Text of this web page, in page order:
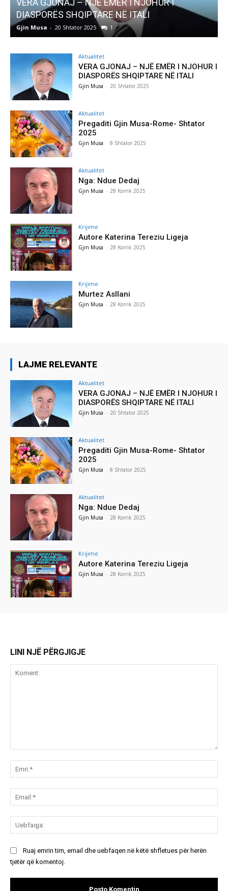
AKTUALITET
Pregaditi Gjin Musa-Rome- Shtator 2025
Gjin Musa - 8 Shtator 2025 0
Aktualitet
VERA GJONAJ – NJË EMËR I NJOHUR I
DIASPORËS SHQIPTARE NË ITALI
Gjin Musa - 20 Shtator 2025
Aktualitet
Pregaditi Gjin Musa-Rome- Shtator
2025
Gjin Musa - 8 Shtator 2025
Aktualitet
Nga: Ndue Dedaj
Gjin Musa - 28 Korrik 2025
Krijime
Autore Katerina Tereziu Ligeja
Gjin Musa - 28 Korrik 2025
Krijime
Murtez Asllani
Gjin Musa - 28 Korrik 2025
LAJME RELEVANTE
Aktualitet
VERA GJONAJ – NJË EMËR I NJOHUR I
DIASPORËS SHQIPTARE NË ITALI
Gjin Musa - 20 Shtator 2025
Aktualitet
Pregaditi Gjin Musa-Rome- Shtator
2025
Gjin Musa - 8 Shtator 2025
Aktualitet
Nga: Ndue Dedaj
Gjin Musa - 28 Korrik 2025
Krijime
Autore Katerina Tereziu Ligeja
Gjin Musa - 28 Korrik 2025
LINI NJË PËRGJIGJE
Ruaj emrin tim, email dhe uebfaqen në këtë shfletues për herën
tjetër që komentoj.